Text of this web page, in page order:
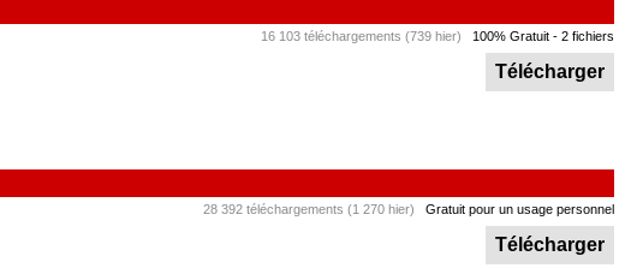
16 103 téléchargements (739 hier) 100% Gratuit - 2 fichiers
Télécharger
28 392 téléchargements (1 270 hier) Gratuit pour un usage personnel
Télécharger